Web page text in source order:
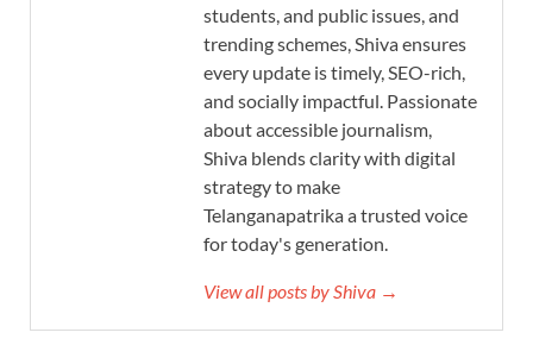
students, and public issues, and
trending schemes, Shiva ensures
every update is timely, SEO-rich,
and socially impactful. Passionate
about accessible journalism,
Shiva blends clarity with digital
strategy to make
Telanganapatrika a trusted voice
for today's generation.
View all posts by Shiva →